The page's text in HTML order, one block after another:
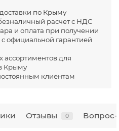
по Крыму
расчет с НДС
и оплата при получении
официальной гарантией
для
Крыму
клиентам
Отзывы 0 Вопрос-